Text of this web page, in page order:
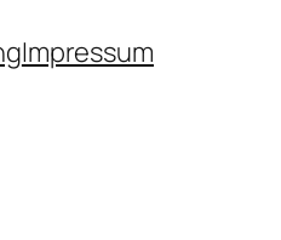
Impressum